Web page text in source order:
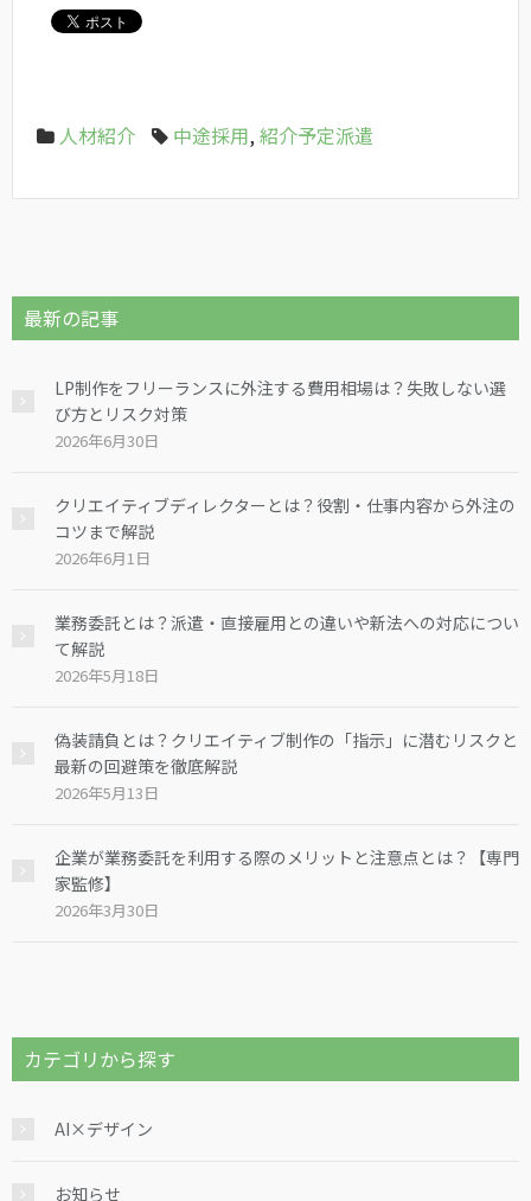
人材紹介 中途採用,紹介予定派遣
最新の記事
LP制作をフリーランスに外注する費用相場は？失敗しない選
び方とリスク対策
2026年6月30日
クリエイティブディレクターとは？役割・仕事内容から外注の
コツまで解説
2026年6月1日
業務委託とは？派遣・直接雇用との違いや新法への対応につい
て解説
2026年5月18日
偽装請負とは？クリエイティブ制作の「指示」に潜むリスクと
最新の回避策を徹底解説
2026年5月13日
企業が業務委託を利用する際のメリットと注意点とは？【専門
家監修】
2026年3月30日
カテゴリから探す
AI×デザイン
お知らせ